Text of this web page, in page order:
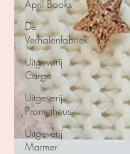
April Books
De
Verhalenfabriek
Uitgeverij
Cargo
Uitgeverij
Prometheus
Uitgeverij
Marmer